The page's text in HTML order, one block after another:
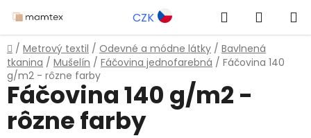
na
obsah
CZK Hľadať
KOŠÍK
Domov
/ Metrový textil / Odevné a módne látky / Bavlnená
tkanina / Mušelín / Fáčovina jednofarebná / Fáčovina 140
g/m2 - rôzne farby
Fáčovina 140 g/m2 -
rôzne farby